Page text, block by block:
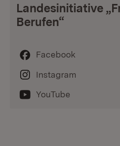
Landesinitiative
Berufen“
Facebook
Instagram
YouTube